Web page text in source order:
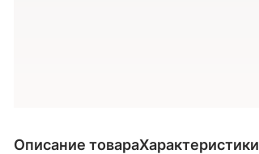
Описание товараХарактеристики